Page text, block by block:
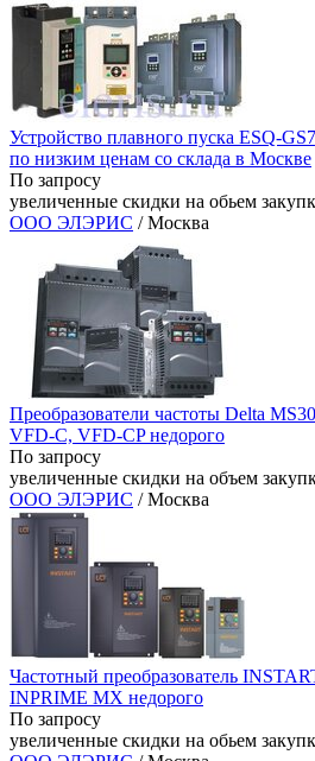
Устройство плавного пуска ESQ-
по низким ценам со склада в Москве
По запросу
увеличенные скидки на обьем
ООО ЭЛЭРИС / Москва
Преобразователи частоты Delta
VFD-C, VFD-CP недорого
По запросу
увеличенные скидки на объем
ООО ЭЛЭРИС / Москва
Частотный преобразователь
INPRIME MX недорого
По запросу
увеличенные скидки на обьем